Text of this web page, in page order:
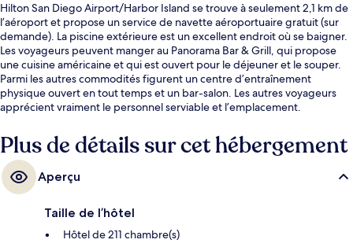
Hilton San Diego Airport/Harbor Island se trouve à seulement 2,1 km de
l’aéroport et propose un service de navette aéroportuaire gratuit (sur
demande). La piscine extérieure est un excellent endroit où se baigner.
Les voyageurs peuvent manger au Panorama Bar & Grill, qui propose
une cuisine américaine et qui est ouvert pour le déjeuner et le souper.
Parmi les autres commodités figurent un centre d’entraînement
physique ouvert en tout temps et un bar-salon. Les autres voyageurs
apprécient vraiment le personnel serviable et l’emplacement.
Plus de détails sur cet hébergement
Aperçu
Taille de l’hôtel
Hôtel de 211 chambre(s)